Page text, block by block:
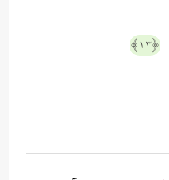
﴿١٣﴾